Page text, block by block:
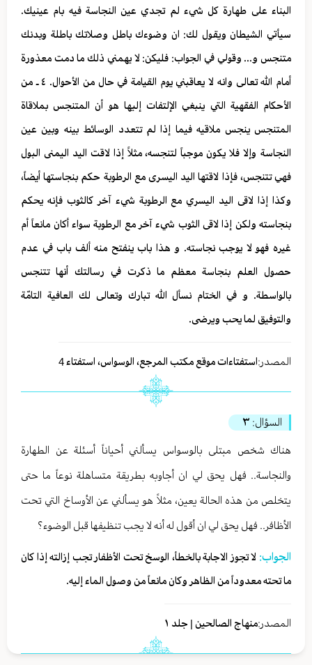
البناء على طهارة كل شيء لم تجدي عين النجاسة فيه بام عينيك.
سيأتي الشيطان ويقول لك: ان وضوءك باطل وصلاتك باطلة وبدنك
متنجس و... وقولي في الجواب: فليكن: لا يهمني ذلك ما دمت معذورة
أمام الله تعالى وانه لا يعاقبني يوم القيامة في حال من الأحوال. ٤ ـ من
الأحكام الفقهية التي ينبغي الإلتفات إليها هو أن المتنجس بملاقاة
المتنجس ينجس ملاقيه فيما إذا لم تتعدد الوسائط بينه وبين عين
النجاسة وإلا فلا يكون موجباً لتنجسه، مثلاً إذا لاقت اليد اليمنى البول
فهي تتنجس، فإذا لاقتها اليد اليسرى مع الرطوبة حكم بنجاستها أيضاً،
وكذا إذا لاقى اليد اليسري مع الرطوبة شيء آخر كالثوب فإنه يحكم
بنجاسته ولكن إذا لاقى الثوب شيء آخر مع الرطوبة سواء أكان مانعاً أم
غيره فهو لا يوجب نجاسته. و هذا باب ينفتح منه ألف باب في عدم
حصول العلم بنجاسة معظم ما ذكرت في رسالتك أنها تتنجس
بالواسطة. و في الختام نسأل الله تبارك وتعالى لك العافية التامّة
والتوفيق لما يحب ويرضى.
المصدر:استفتاءات موقع مكتب المرجع، الوسواس، استفتاء 4
السؤال: ٣
هناك شخص مبتلى بالوسواس يسألني أحياناً أسئلة عن الطهارة
والنجاسة.. فهل يحق لي ان أجاوبه بطريقة متساهلة نوعاً ما حتى
يتخلص من هذه الحالة يعين، مثلاً هو يسألني عن الأوساخ التي تحت
الأظافر.. فهل يحق لي ان أقول له أنه لا يجب تنظيفها قبل الوضوء؟
الجواب: لا تجوز الاجابة بالخطأ، الوسخ تحت الأظفار تجب إزالته إذا كان
ما تحته معدوداً من الظاهر وكان مانعاً من وصول الماء إليه.
المصدر:منهاج الصالحين | جلد ١